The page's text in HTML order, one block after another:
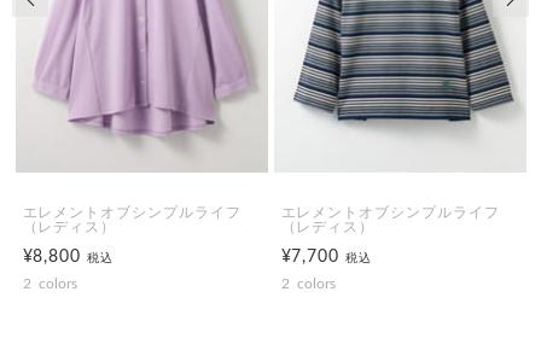
エレメントオブシンプルライフ
（レディス）
¥8,800税込
2 colors
エレメントオブシンプルライフ
（レディス）
¥7,700税込
2 colors